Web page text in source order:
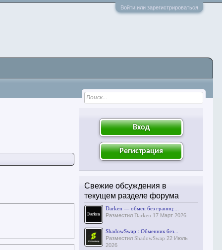
Войти или зарегистрироваться
Вход
Регистрация
Свежие обсуждения в
текущем разделе форума
Darken — обмен без границ:...
Разместил Darken 17 Март 2026
ShadowSwap : Обменник без...
Разместил ShadowSwap 22 Июль
2026